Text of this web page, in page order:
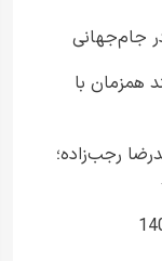
جام‌جهانی
همزمان با
رجب‌زاده؛